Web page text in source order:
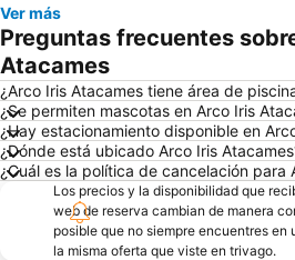
Ver más
Preguntas frecuentes
Atacames
¿Arco Iris Atacames tiene área de
¿Se permiten mascotas en Arco Iris
¿Hay estacionamiento disponible en
¿Dónde está ubicado Arco Iris
¿Cuál es la política de cancelación para
Los precios y la disponibilidad que
web de reserva cambian de manera
posible que no siempre encuentres en
la misma oferta que viste en trivago.